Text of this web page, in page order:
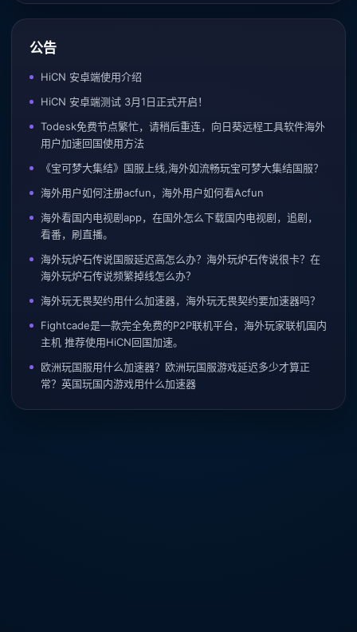
公告
HiCN 安卓端使用介绍
HiCN 安卓端测试 3月1日正式开启！
Todesk免费节点繁忙，请稍后重连，向日葵远程工具软件海外
用户加速回国使用方法
《宝可梦大集结》国服上线,海外如流畅玩宝可梦大集结国服？
海外用户如何注册acfun，海外用户如何看Acfun
海外看国内电视剧app，在国外怎么下载国内电视剧，追剧，
看番，刷直播。
海外玩炉石传说国服延迟高怎么办？海外玩炉石传说很卡？在
海外玩炉石传说频繁掉线怎么办？
海外玩无畏契约用什么加速器，海外玩无畏契约要加速器吗？
Fightcade是一款完全免费的P2P联机平台，海外玩家联机国内
主机 推荐使用HiCN回国加速。
欧洲玩国服用什么加速器？欧洲玩国服游戏延迟多少才算正
常？英国玩国内游戏用什么加速器